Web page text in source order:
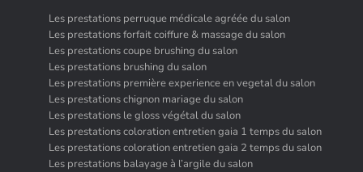
Les prestations perruque médicale agréée du salon
Les prestations forfait coiffure & massage du salon
Les prestations coupe brushing du salon
Les prestations brushing du salon
Les prestations première experience en vegetal du salon
Les prestations chignon mariage du salon
Les prestations le gloss végétal du salon
Les prestations coloration entretien gaia 1 temps du salon
Les prestations coloration entretien gaia 2 temps du salon
Les prestations balayage à l’argile du salon